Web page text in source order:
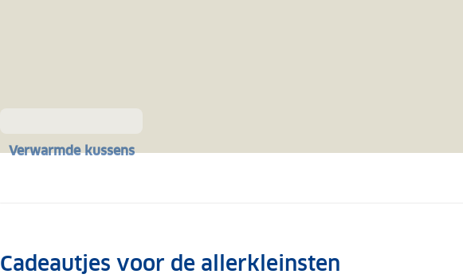
Verwarmde kussens
Cadeautjes voor de allerkleinsten